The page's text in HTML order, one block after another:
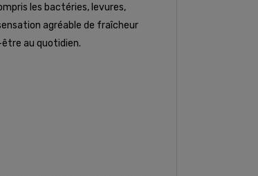
les bactéries, levures,
agréable de fraîcheur
au quotidien.